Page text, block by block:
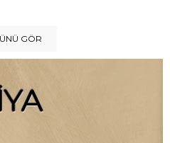
GÖR